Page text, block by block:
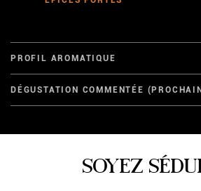
PROFIL AROMATIQUE
DÉGUSTATION COMMENTÉE
SOYEZ